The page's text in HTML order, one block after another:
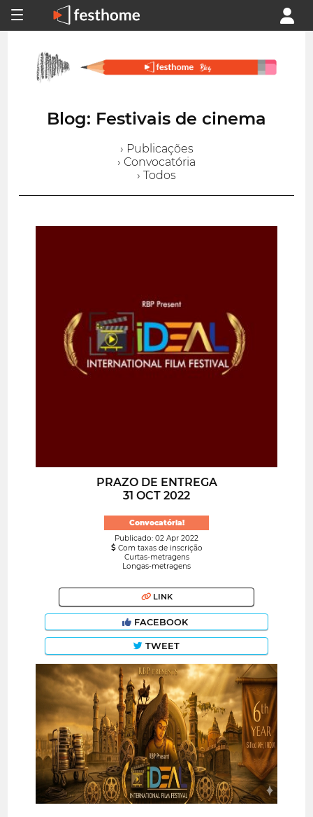
Blog: Festivais de cinema
› Publicações
› Convocatória
› Todos
PRAZO DE ENTREGA
31 OCT 2022
Convocatória!
Publicado: 02 Apr 2022
Com taxas de inscrição
Curtas-metragens
Longas-metragens
LINK
FACEBOOK
TWEET